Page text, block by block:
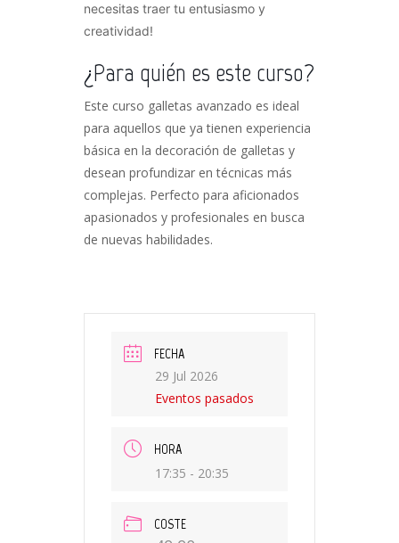
necesitas traer tu entusiasmo y
creatividad!
¿Para quién es este curso?
Este curso galletas avanzado es ideal
para aquellos que ya tienen experiencia
básica en la decoración de galletas y
desean profundizar en técnicas más
complejas. Perfecto para aficionados
apasionados y profesionales en busca
de nuevas habilidades.
FECHA
29 Jul 2026
Eventos pasados
HORA
17:35 - 20:35
COSTE